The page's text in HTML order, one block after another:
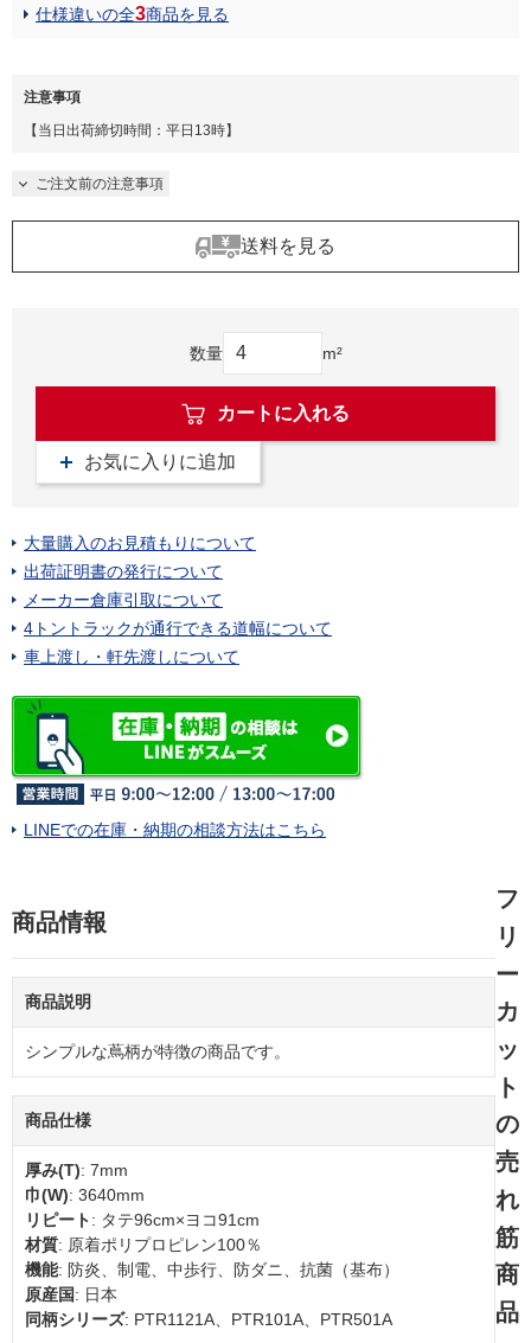
仕様違いの全3商品を見る
注意事項
【当日出荷締切時間：平日13時】
ご注文前の注意事項
送料を見る
数量 m²
カートに入れる
お気に入りに追加
大量購入のお見積もりについて
出荷証明書の発行について
メーカー倉庫引取について
4トントラックが通行できる道幅について
車上渡し・軒先渡しについて
LINEでの在庫・納期の相談方法はこちら
商品情報
商品説明
シンプルな蔦柄が特徴の商品です。
商品仕様
厚み(T): 7mm
巾(W): 3640mm
リピート: タテ96cm×ヨコ91cm
材質: 原着ポリプロピレン100％
機能: 防炎、制電、中歩行、防ダニ、抗菌（基布）
原産国: 日本
同柄シリーズ: PTR1121A、PTR101A、PTR501A
フ
リ
ー
カ
ッ
ト
の
売
れ
筋
商
品